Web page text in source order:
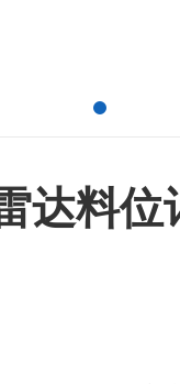
达料位